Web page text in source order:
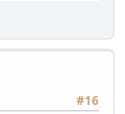
#16